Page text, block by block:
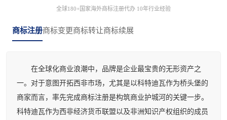
全球180+国家海外商标注册代办 10年行业经验
商标注册商标变更商标转让商标续展
在全球化商业浪潮中，品牌是企业最宝贵的无形资产之
一。对于意图开拓西非市场，尤其是以科特迪瓦作为桥头堡的
商家而言，率先完成商标注册是构筑商业护城河的关键一步。
科特迪瓦作为西非经济货币联盟以及非洲知识产权组织的成员